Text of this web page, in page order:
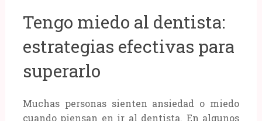
Tengo miedo al dentista:
estrategias efectivas para
superarlo
Muchas personas sienten ansiedad o miedo
cuando piensan en ir al dentista. En algunos